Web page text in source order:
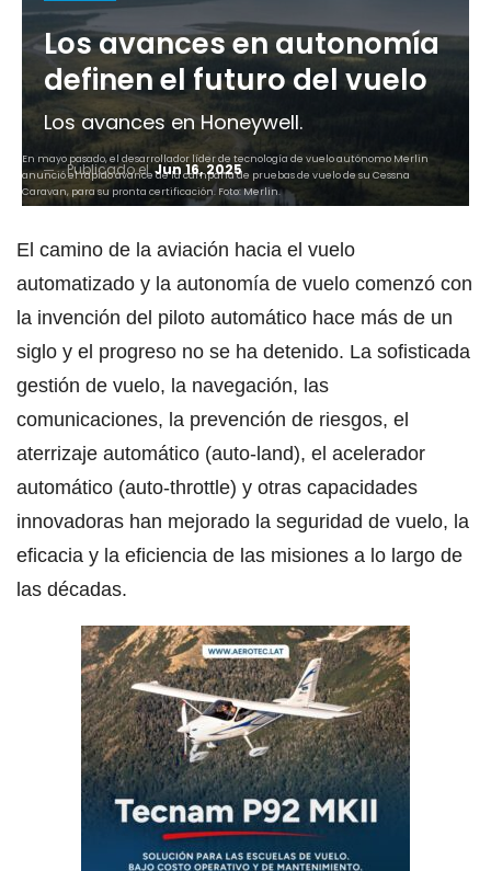
Los avances en autonomía
definen el futuro del vuelo
Los avances en Honeywell.
Publicado elJun 16, 2025
En mayo pasado, el desarrollador líder de tecnología de vuelo autónomo Merlin
anunció el rápido avance de la campaña de pruebas de vuelo de su Cessna
Caravan, para su pronta certificación. Foto: Merlin.
El camino de la aviación hacia el vuelo
automatizado y la autonomía de vuelo comenzó con
la invención del piloto automático hace más de un
siglo y el progreso no se ha detenido. La sofisticada
gestión de vuelo, la navegación, las
comunicaciones, la prevención de riesgos, el
aterrizaje automático (auto-land), el acelerador
automático (auto-throttle) y otras capacidades
innovadoras han mejorado la seguridad de vuelo, la
eficacia y la eficiencia de las misiones a lo largo de
las décadas.